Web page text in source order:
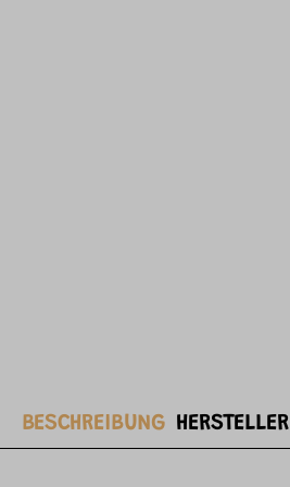
BESCHREIBUNG HERSTELLER